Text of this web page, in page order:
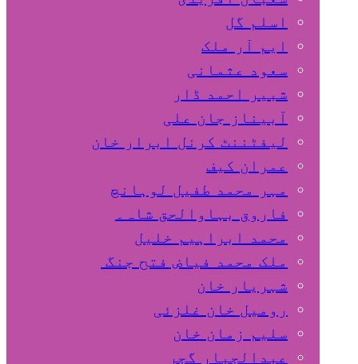
اسلم گل
ایم آر ملک
سعود عثمانی
شبیر احمد ڈار
آبیناز جان علی
لیفٹننٹ کرنل ابرار خان
عمران کیف
مہر محمد طفیل لوہانچ
فاروق بہاوالحق شاہ۔
محمد ابراہیم خلیل
ملک محمد فیاض فتح جنگ
شہریار خان
رومیل خان غلزئی
سلیم زمان خان
عبدالجبار گجر